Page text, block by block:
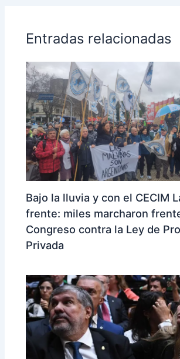
Entradas relacionadas
Bajo la lluvia y con el CECIM
frente: miles marcharon
Congreso contra la Ley de
Privada